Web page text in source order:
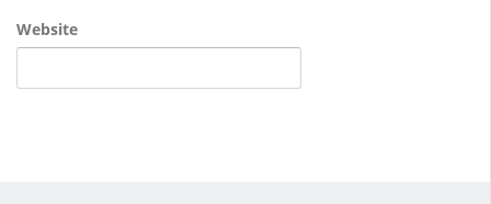
Website